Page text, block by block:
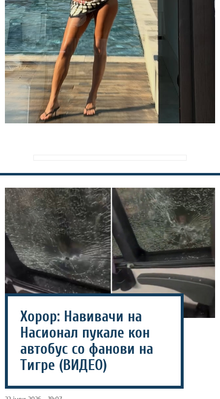
Хорор: Навивачи на
Насионал пукале кон
автобус со фанови на
Тигре (ВИДЕО)